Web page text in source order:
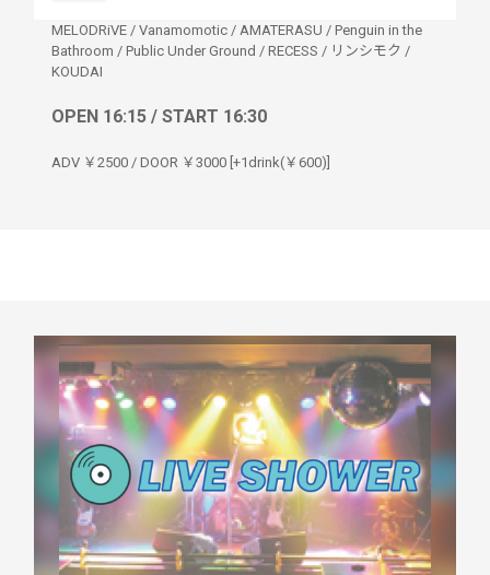
MELODRiVE / Vanamomotic / AMATERASU / Penguin in the
Bathroom / Public Under Ground / RECESS / リンシモク /
KOUDAI
OPEN 16:15 / START 16:30
ADV ￥2500 / DOOR ￥3000 [+1drink(￥600)]